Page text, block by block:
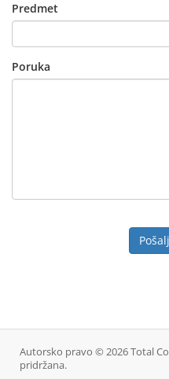
Predmet
Poruka
Autorsko pravo © 2026 Total
pridržana.